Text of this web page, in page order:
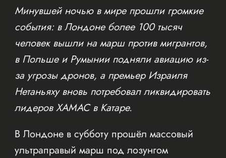
Минувшей ночью в мире прошли громкие
события: в Лондоне более 100 тысяч
человек вышли на марш против мигрантов,
в Польше и Румынии подняли авиацию из-
за угрозы дронов, а премьер Израиля
Нетаньяху вновь потребовал ликвидировать
лидеров ХАМАС в Катаре.
В Лондоне в субботу прошёл массовый
ультраправый марш под лозунгом